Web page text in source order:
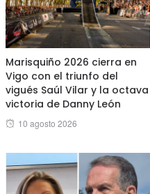
Marisquiño 2026 cierra en
Vigo con el triunfo del
vigués Saúl Vilar y la octava
victoria de Danny León
Posted
10 agosto 2026